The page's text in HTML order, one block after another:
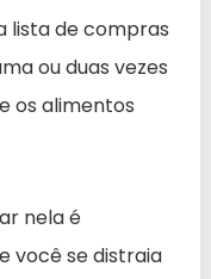
lista de compras
ou duas vezes
os alimentos
nela é
você se distraia